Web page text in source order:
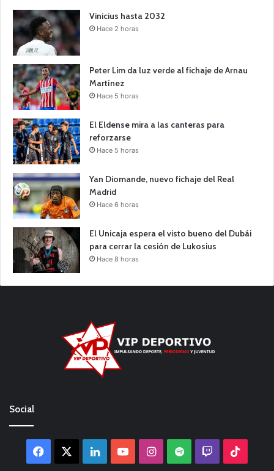
Vinicius hasta 2032
Hace 2 horas
Peter Lim da luz verde al fichaje de Arnau
Martínez
Hace 5 horas
El Eldense mira a las canteras para
reforzarse
Hace 5 horas
Yan Diomande, nuevo fichaje del Real
Madrid
Hace 6 horas
El Unicaja espera el visto bueno del Dubái
para cerrar la cesión de Lukosius
Hace 8 horas
Social
Facebook LinkedInYouTubeInstagram
Spotify Twitch